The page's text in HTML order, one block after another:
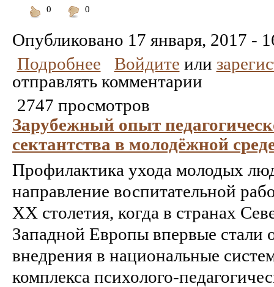
0
0
Опубликовано 17 января, 2017 -
Подробнее
Войдите или
отправлять комментарии
2747 просмотров
Зарубежный опыт
сектантства в молодёжной
Профилактика ухода молодых
направление воспитательной
ХХ столетия, когда в странах
Западной Европы впервые стали
внедрения в национальные
комплекса психолого-